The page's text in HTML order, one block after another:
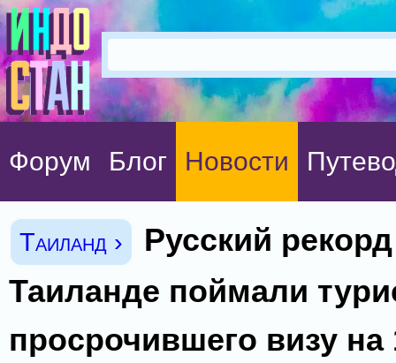
Форум Блог Новости
Таиланд ›
Русский
Таиланде поймали
просрочившего визу на